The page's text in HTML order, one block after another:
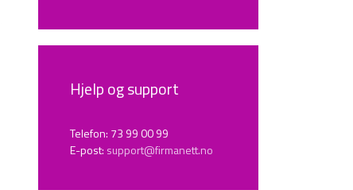
Hjelp og support
Telefon: 73 99 00 99
E-post: support@firmanett.no